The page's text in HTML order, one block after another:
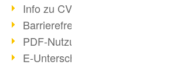
Info zu CVE-2022-22965
Barrierefreiheit mehr als Inklusion
PDF-Nutzung durch Pandemie
E-Unterschriften für Verwaltung